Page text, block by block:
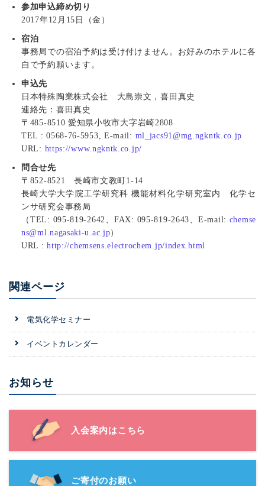
参加申込締め切り
2017年12月15日（金）
宿泊
事務局での宿泊予約は受け付けません。お好みのホテルに各
自で予約願います。
申込先
日本特殊陶業株式会社 大島崇文，喜田真史
連絡先：喜田真史
〒485-8510 愛知県小牧市大字岩崎2808
TEL : 0568-76-5953, E-mail: ml_jacs91@mg.ngkntk.co.jp
URL: https://www.ngkntk.co.jp/
問合せ先
〒852-8521 長崎市文教町1-14
長崎大学大学院工学研究科 機能材料化学研究室内 化学セ
ンサ研究会事務局
（TEL: 095-819-2642、FAX: 095-819-2643、E-mail: chemse
ns@ml.nagasaki-u.ac.jp）
URL :http://chemsens.electrochem.jp/index.html
関連ページ
電気化学セミナー
イベントカレンダー
お知らせ
入会案内はこちら
ご寄付のお願い